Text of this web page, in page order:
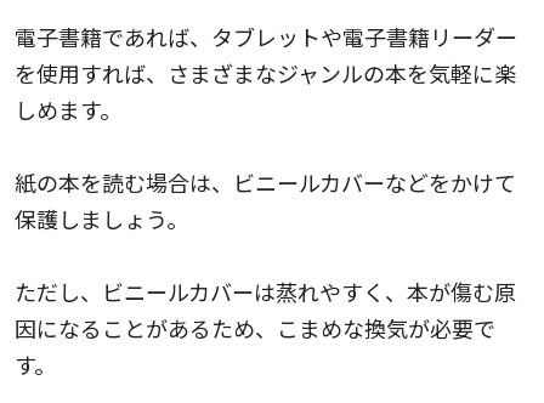
電子書籍であれば、タブレットや電子書籍リーダー
を使用すれば、さまざまなジャンルの本を気軽に楽
しめます。
紙の本を読む場合は、ビニールカバーなどをかけて
保護しましょう。
ただし、ビニールカバーは蒸れやすく、本が傷む原
因になることがあるため、こまめな換気が必要で
す。